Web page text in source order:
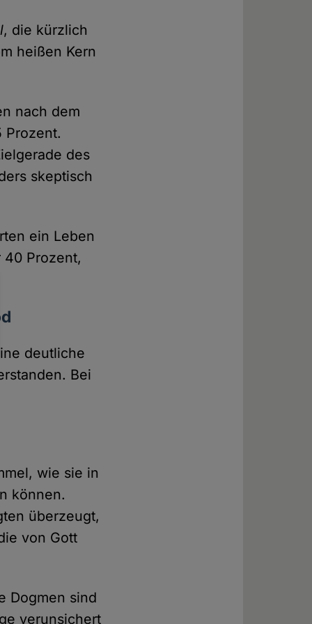
, die kürzlich
heißen Kern
nach dem
Prozent.
des
skeptisch
ein Leben
Prozent,
deutliche
Bei
wie sie in
können.
überzeugt,
von Gott
Dogmen sind
verunsichert